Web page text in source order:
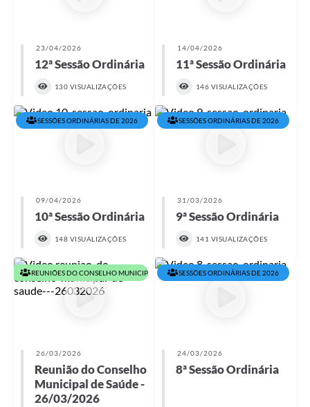
23/04/2026
12ª Sessão Ordinária
130 VISUALIZAÇÕES
14/04/2026
11ª Sessão Ordinária
146 VISUALIZAÇÕES
SESSÕES ORDINÁRIAS DE 2026
09/04/2026
10ª Sessão Ordinária
148 VISUALIZAÇÕES
SESSÕES ORDINÁRIAS DE 2026
31/03/2026
9ª Sessão Ordinária
141 VISUALIZAÇÕES
REUNIÕES DO CONSELHO MUNICIPAL DE SAÚDE EM 2026
26/03/2026
Reunião do Conselho
Municipal de Saúde -
26/03/2026
SESSÕES ORDINÁRIAS DE 2026
24/03/2026
8ª Sessão Ordinária